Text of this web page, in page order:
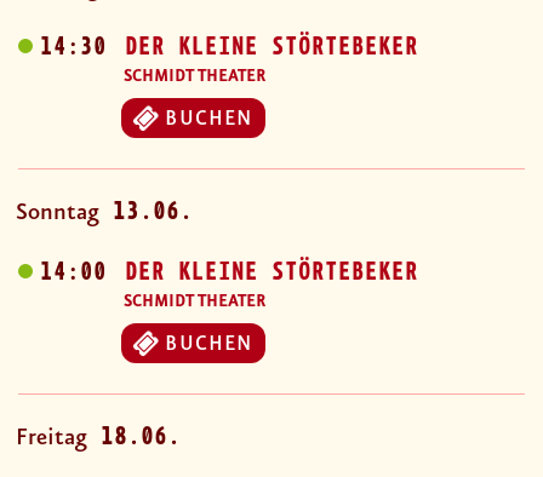
14:30 DER KLEINE STÖRTEBEKER
SCHMIDT THEATER
BUCHEN
Sonntag 13.06.
14:00 DER KLEINE STÖRTEBEKER
SCHMIDT THEATER
BUCHEN
Freitag 18.06.